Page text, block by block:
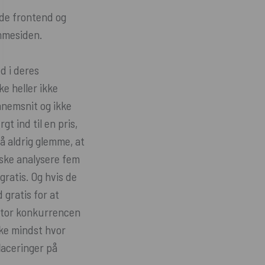
frontend og
i deres
heller ikke
og ikke
ind til en pris,
aldrig glemme, at
analysere fem
Og hvis de
gratis for at
konkurrencen
mindst hvor
på